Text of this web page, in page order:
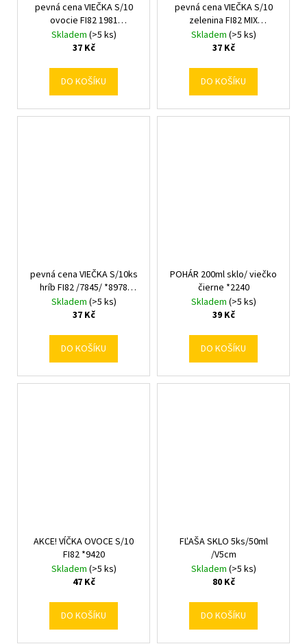
pevná cena VIEČKA S/10
ovocie FI82 1981
/CAPKPL82OW21
Skladem (>5 ks)
37 Kč
DO KOŠÍKU
pevná cena VIEČKA S/10
zelenina FI82 MIX
4644/2094/CAPKPL82WA14
Skladem (>5 ks)
37 Kč
DO KOŠÍKU
pevná cena VIEČKA S/10ks
hríb FI82 /7845/ *8978
/CAPKPL82GRZYBYMIX
Skladem (>5 ks)
37 Kč
DO KOŠÍKU
POHÁR 200ml sklo/ viečko
čierne *2240
Skladem (>5 ks)
39 Kč
DO KOŠÍKU
AKCE! VÍČKA OVOCE S/10
FI82 *9420
Skladem (>5 ks)
47 Kč
DO KOŠÍKU
FĽAŠA SKLO 5ks/50ml
/V5cm
Skladem (>5 ks)
80 Kč
DO KOŠÍKU